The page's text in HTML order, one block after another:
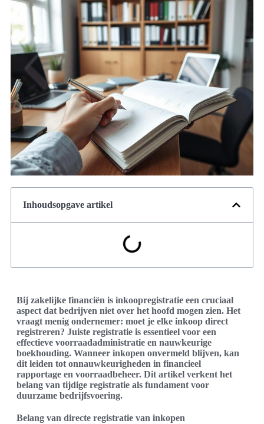
Inhoudsopgave artikel
Bij zakelijke financiën is inkoopregistratie een cruciaal
aspect dat bedrijven niet over het hoofd mogen zien. Het
vraagt menig ondernemer: moet je elke inkoop direct
registreren? Juiste registratie is essentieel voor een
effectieve voorraadadministratie en nauwkeurige
boekhouding. Wanneer inkopen onvermeld blijven, kan
dit leiden tot onnauwkeurigheden in financieel
rapportage en voorraadbeheer. Dit artikel verkent het
belang van tijdige registratie als fundament voor
duurzame bedrijfsvoering.
Belang van directe registratie van inkopen